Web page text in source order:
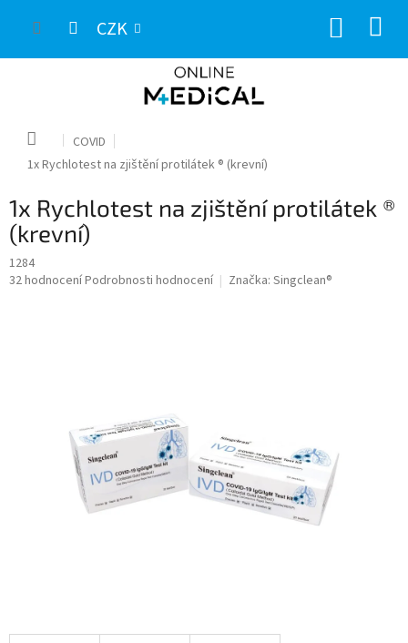
CZK
Domů
COVID
1x Rychlotest na zjištění protilátek ® (krevní)
1x Rychlotest na zjištění protilátek ®
(krevní)
1284
Průměrné
32 hodnoceníPodrobnosti hodnocení Značka: Singclean®